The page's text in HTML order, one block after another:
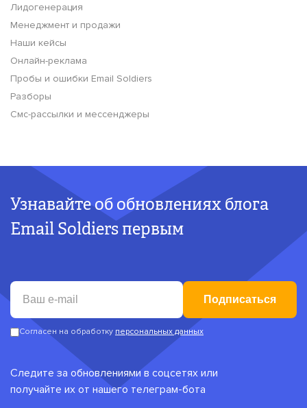
Лидогенерация
Менеджмент и продажи
Наши кейсы
Онлайн-реклама
Пробы и ошибки Email Soldiers
Разборы
Смс-рассылки и мессенджеры
Узнавайте об обновлениях блога
Email Soldiers первым
Подписаться
Согласен на обработку персональных данных
Следите за обновлениями в соцсетях или
получайте их от нашего телеграм-бота